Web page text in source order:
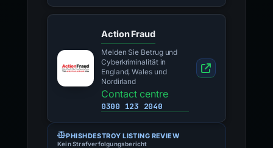
Action Fraud
Melden Sie Betrug und
Cyberkriminalität in
England, Wales und
Nordirland
Contact centre
0300 123 2040
PHISHDESTROY LISTING REVIEW
Kein Strafverfolgungsbericht